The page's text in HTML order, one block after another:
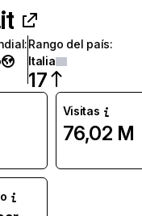
:Rango del país:
Italia
17
Visitas
76,02 M